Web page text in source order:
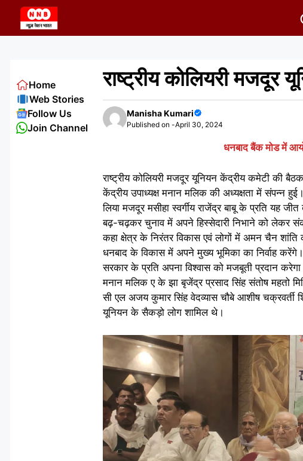
content
राष्ट्रीय कोलियरी मजदूर
Manisha Kumari
Published on -April 30, 2024
धनबाद बैंक मोड में
राष्ट्रीय कोलियरी मजदूर यूनियन केंद्रीय कमेटी की
केंद्रीय उपाध्यक्ष मनान मलिक की अध्यक्षता में संपन्न
लिया मजदूर मसीहा स्वर्गीय राजेंद्र बाबू के प्रति यह
बढ़-चढ़कर चुनाव में अपने हिस्सेदारी निभाने को लेकर
कहा क्षेत्र के निरंतर विकास एवं लोगों में अमन चैन शांति
धनबाद के विकास में अपने मुख्य भूमिका का निर्वाह
सरकार के प्रति अपना विश्वास को मजबूती प्रदान
मनान मलिक ए के झा बृजेंद्र प्रसाद सिंह संतोष महतो
सी एल अजय कुमार सिंह वेदव्यास चौबे आशीष चक्रवर्ती
यूनियन के सैकड़ो लोग शामिल थे।
Home
Web Stories
Follow Us
Join Channel